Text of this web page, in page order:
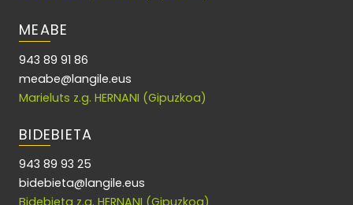
MEABE
943 89 91 86
meabe@langile.eus
Marieluts z.g. HERNANI (Gipuzkoa)
BIDEBIETA
943 89 93 25
bidebieta@langile.eus